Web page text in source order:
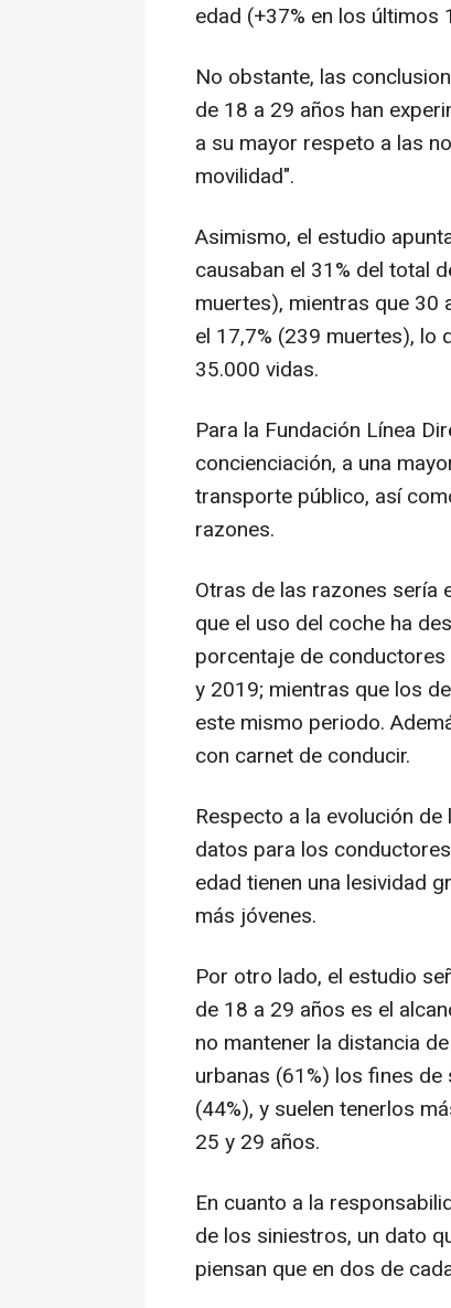
edad (+37% en los últimos
No obstante, las
de 18 a 29 años han
a su mayor respeto a las
movilidad".
Asimismo, el estudio
causaban el 31% del total
muertes), mientras que 30
el 17,7% (239 muertes), lo
35.000 vidas.
Para la Fundación Línea
concienciación, a una
transporte público, así
razones.
Otras de las razones sería
que el uso del coche ha
porcentaje de
y 2019; mientras que los
este mismo periodo.
con carnet de conducir.
Respecto a la evolución
datos para los
edad tienen una lesividad
más jóvenes.
Por otro lado, el estudio
de 18 a 29 años es el
no mantener la distancia
urbanas (61%) los fines
(44%), y suelen tenerlos
25 y 29 años.
En cuanto a la
de los siniestros, un dato
piensan que en dos de